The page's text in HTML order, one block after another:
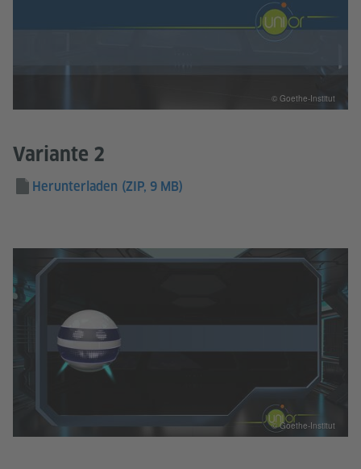
Variante 2
Herunterladen (ZIP, 9 MB)
© Goethe-Institut
© Goethe-Institut